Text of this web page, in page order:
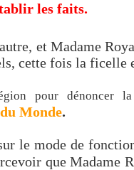
les faits.
et Madame
cette fois la
pour dénoncer
Monde.
le mode de
que Madame